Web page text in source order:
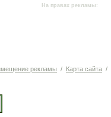
На правах рекламы:
рекламы / Карта сайта /